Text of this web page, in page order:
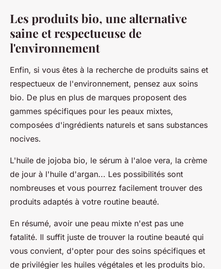
Les produits bio, une alternative
saine et respectueuse de
l'environnement
Enfin, si vous êtes à la recherche de produits sains et
respectueux de l'environnement, pensez aux soins
bio. De plus en plus de marques proposent des
gammes spécifiques pour les peaux mixtes,
composées d'ingrédients naturels et sans substances
nocives.
L'huile de jojoba bio, le sérum à l'aloe vera, la crème
de jour à l'huile d'argan... Les possibilités sont
nombreuses et vous pourrez facilement trouver des
produits adaptés à votre routine beauté.
En résumé, avoir une peau mixte n'est pas une
fatalité. Il suffit juste de trouver la routine beauté qui
vous convient, d'opter pour des soins spécifiques et
de privilégier les huiles végétales et les produits bio.